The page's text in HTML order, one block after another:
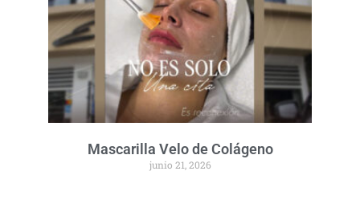
Mascarilla Velo de Colágeno
junio 21, 2026